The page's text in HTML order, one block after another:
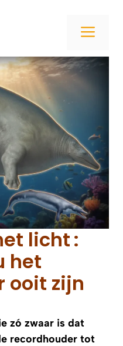
licht :
het
ooit zijn
zó zwaar is dat
recordhouder tot